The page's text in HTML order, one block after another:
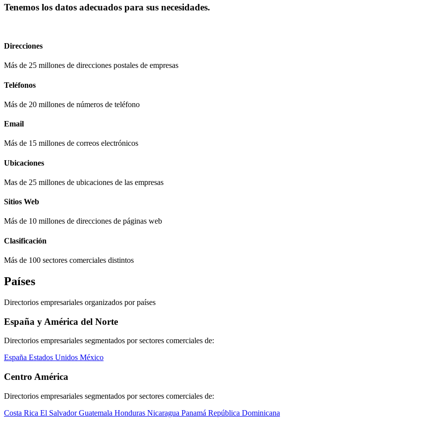
Tenemos los datos adecuados para sus necesidades.
Direcciones
Más de 25 millones de direcciones postales de empresas
Teléfonos
Más de 20 millones de números de teléfono
Email
Más de 15 millones de correos electrónicos
Ubicaciones
Mas de 25 millones de ubicaciones de las empresas
Sitios Web
Más de 10 millones de direcciones de páginas web
Clasificación
Más de 100 sectores comerciales distintos
Países
Directorios empresariales organizados por países
España y América del Norte
Directorios empresariales segmentados por sectores comerciales de:
España Estados Unidos México
Centro América
Directorios empresariales segmentados por sectores comerciales de:
Costa Rica El Salvador Guatemala Honduras Nicaragua Panamá República Dominicana